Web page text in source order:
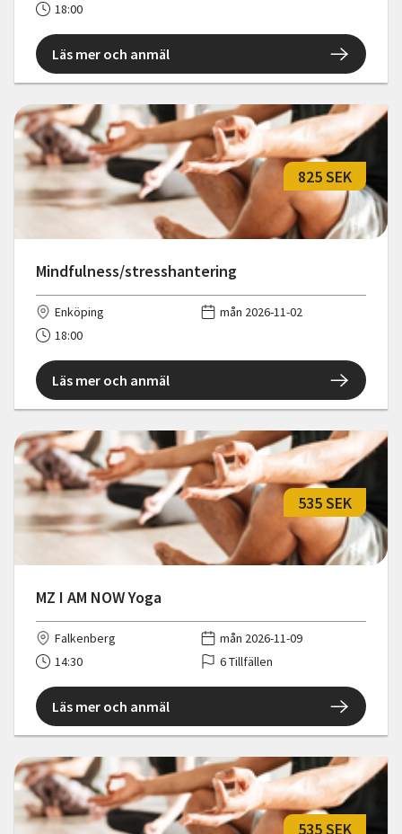
18:00
Läs mer och anmäl
Mindfulness/stresshantering
825 SEK
Enköping
mån 2026-11-02
18:00
Läs mer och anmäl
MZ I AM NOW Yoga
535 SEK
Falkenberg
mån 2026-11-09
14:30
6 Tillfällen
Läs mer och anmäl
535 SEK